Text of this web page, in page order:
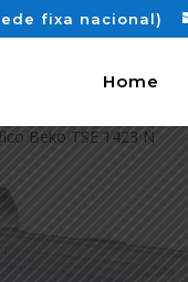
fixa nacional)
Home
Beko TSE 1423 N